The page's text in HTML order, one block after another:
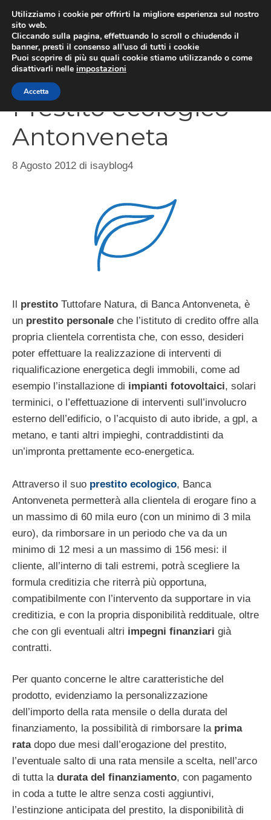
contenuto
Prestito ecologico
Antonveneta
8 Agosto 2012 di isayblog4
Il prestito Tuttofare Natura, di Banca Antonveneta, è
un prestito personale che l’istituto di credito offre alla
propria clientela correntista che, con esso, desideri
poter effettuare la realizzazione di interventi di
riqualificazione energetica degli immobili, come ad
esempio l’installazione di impianti fotovoltaici, solari
terminici, o l’effettuazione di interventi sull’involucro
esterno dell’edificio, o l’acquisto di auto ibride, a gpl, a
metano, e tanti altri impieghi, contraddistinti da
un’impronta prettamente eco-energetica.
Attraverso il suo prestito ecologico, Banca
Antonveneta permetterà alla clientela di erogare fino a
un massimo di 60 mila euro (con un minimo di 3 mila
euro), da rimborsare in un periodo che va da un
minimo di 12 mesi a un massimo di 156 mesi: il
cliente, all’interno di tali estremi, potrà scegliere la
formula creditizia che riterrà più opportuna,
compatibilmente con l’intervento da supportare in via
creditizia, e con la propria disponibilità reddituale, oltre
che con gli eventuali altri impegni finanziari già
contratti.
Per quanto concerne le altre caratteristiche del
prodotto, evidenziamo la personalizzazione
dell’importo della rata mensile o della durata del
finanziamento, la possibilità di rimborsare la prima
ratadopo due mesi dall’erogazione del prestito,
l’eventuale salto di una rata mensile a scelta, nell’arco
di tutta la durata del finanziamento, con pagamento
in coda a tutte le altre senza costi aggiuntivi,
l’estinzione anticipata del prestito, la disponibilità di
Utilizziamo i cookie per offrirti la migliore esperienza sul nostro
sito web.
Cliccando sulla pagina, effettuando lo scroll o chiudendo il
banner, presti il consenso all’uso di tutti i cookie
Puoi scoprire di più su quali cookie stiamo utilizzando o come
disattivarli nelle impostazioni
Accetta